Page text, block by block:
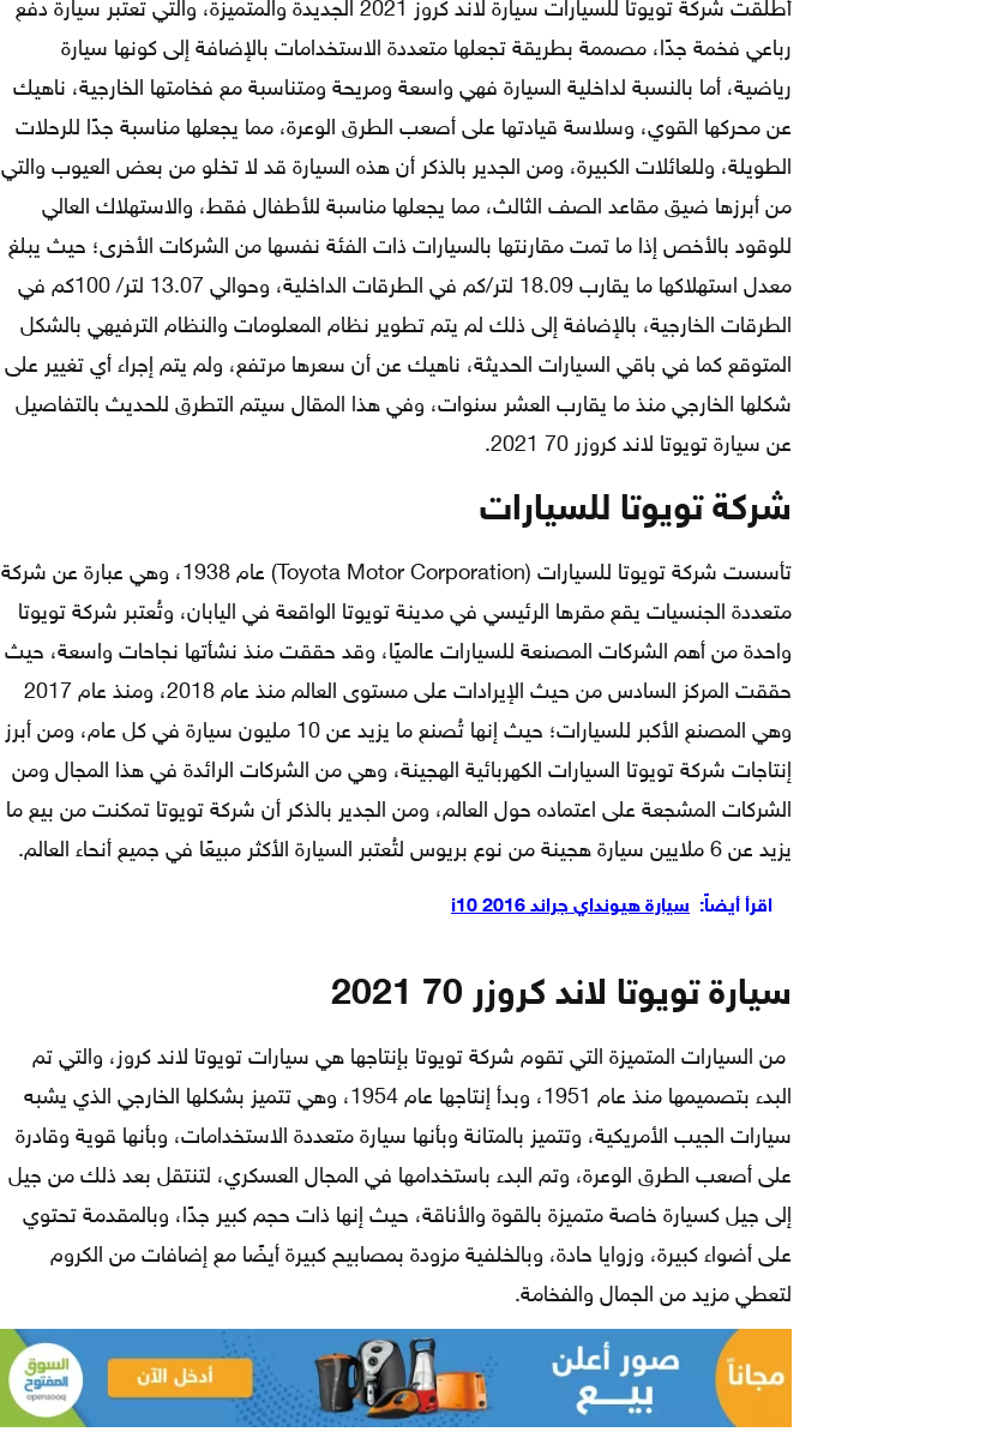
أطلقت شركة تويوتا للسيارات سيارة لاند كروز 2021 الجديدة والمتميزة، والتي تعتبر سيارة دفع
رباعي فخمة جدًا، مصممة بطريقة تجعلها متعددة الاستخدامات بالإضافة إلى كونها سيارة
رياضية، أما بالنسبة لداخلية السيارة فهي واسعة ومريحة ومتناسبة مع فخامتها الخارجية، ناهيك
عن محركها القوي، وسلاسة قيادتها على أصعب الطرق الوعرة، مما يجعلها مناسبة جدًا للرحلات
الطويلة، وللعائلات الكبيرة، ومن الجدير بالذكر أن هذه السيارة قد لا تخلو من بعض العيوب والتي
من أبرزها ضيق مقاعد الصف الثالث، مما يجعلها مناسبة للأطفال فقط، والاستهلاك العالي
للوقود بالأخص إذا ما تمت مقارنتها بالسيارات ذات الفئة نفسها من الشركات الأخرى؛ حيث يبلغ
معدل استهلاكها ما يقارب 18.09 لتر/كم في الطرقات الداخلية، وحوالي 13.07 لتر/ 100كم في
الطرقات الخارجية، بالإضافة إلى ذلك لم يتم تطوير نظام المعلومات والنظام الترفيهي بالشكل
المتوقع كما في باقي السيارات الحديثة، ناهيك عن أن سعرها مرتفع، ولم يتم إجراء أي تغيير على
شكلها الخارجي منذ ما يقارب العشر سنوات، وفي هذا المقال سيتم التطرق للحديث بالتفاصيل
عن سيارة تويوتا لاند كروزر 70 2021.
شركة تويوتا للسيارات
تأسست شركة تويوتا للسيارات (Toyota Motor Corporation) عام 1938، وهي عبارة عن شركة
متعددة الجنسيات يقع مقرها الرئيسي في مدينة تويوتا الواقعة في اليابان، وتُعتبر شركة تويوتا
واحدة من أهم الشركات المصنعة للسيارات عالميًا، وقد حققت منذ نشأتها نجاحات واسعة، حيث
حققت المركز السادس من حيث الإيرادات على مستوى العالم منذ عام 2018، ومنذ عام 2017
وهي المصنع الأكبر للسيارات؛ حيث إنها تُصنع ما يزيد عن 10 مليون سيارة في كل عام، ومن أبرز
إنتاجات شركة تويوتا السيارات الكهربائية الهجينة، وهي من الشركات الرائدة في هذا المجال ومن
الشركات المشجعة على اعتماده حول العالم، ومن الجدير بالذكر أن شركة تويوتا تمكنت من بيع ما
يزيد عن 6 ملايين سيارة هجينة من نوع بريوس لتُعتبر السيارة الأكثر مبيعًا في جميع أنحاء العالم.
اقرأ أيضاً: سيارة هيونداي جراند i10 2016
سيارةتويوتا لاند كروزر 70 2021
من السيارات المتميزة التي تقوم شركة تويوتا بإنتاجها هي سيارات تويوتا لاند كروز، والتي تم
البدء بتصميمها منذ عام 1951، وبدأ إنتاجها عام 1954، وهي تتميز بشكلها الخارجي الذي يشبه
سيارات الجيب الأمريكية، وتتميز بالمتانة وبأنها سيارة متعددة الاستخدامات، وبأنها قوية وقادرة
على أصعب الطرق الوعرة، وتم البدء باستخدامها في المجال العسكري، لتنتقل بعد ذلك من جيل
إلى جيل كسيارة خاصة متميزة بالقوة والأناقة، حيث إنها ذات حجم كبير جدًا، وبالمقدمة تحتوي
على أضواء كبيرة، وزوايا حادة، وبالخلفية مزودة بمصابيح كبيرة أيضًا مع إضافات من الكروم
لتعطي مزيد من الجمال والفخامة.